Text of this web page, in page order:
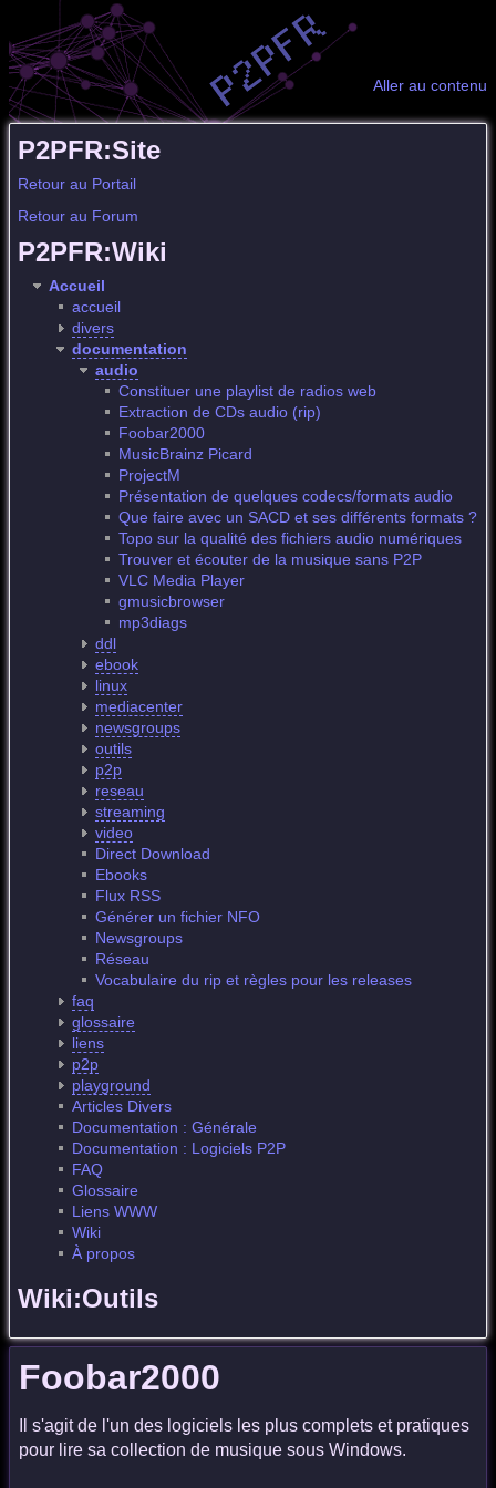
Aller au contenu
P2PFR:Site
Retour au Portail
Retour au Forum
P2PFR:Wiki
Accueil
accueil
divers
documentation
audio
Constituer une playlist de radios web
Extraction de CDs audio (rip)
Foobar2000
MusicBrainz Picard
ProjectM
Présentation de quelques codecs/formats audio
Que faire avec un SACD et ses différents formats ?
Topo sur la qualité des fichiers audio numériques
Trouver et écouter de la musique sans P2P
VLC Media Player
gmusicbrowser
mp3diags
ddl
ebook
linux
mediacenter
newsgroups
outils
p2p
reseau
streaming
video
Direct Download
Ebooks
Flux RSS
Générer un fichier NFO
Newsgroups
Réseau
Vocabulaire du rip et règles pour les releases
faq
glossaire
liens
p2p
playground
Articles Divers
Documentation : Générale
Documentation : Logiciels P2P
FAQ
Glossaire
Liens WWW
Wiki
À propos
Wiki:Outils
Foobar2000
Il s'agit de l'un des logiciels les plus complets et pratiques
pour lire sa collection de musique sous Windows.